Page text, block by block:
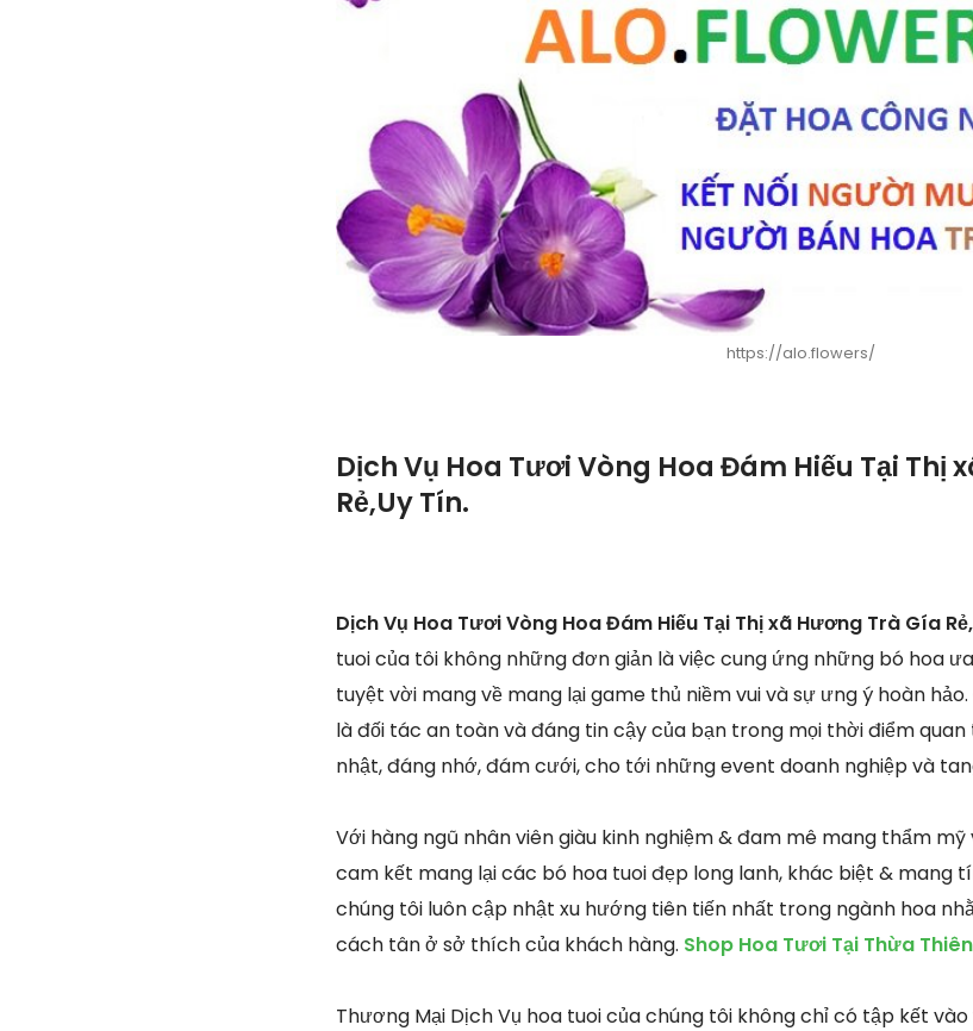
https://alo.flowers/
Dịch Vụ Hoa Tươi Vòng Hoa Đám Hiếu Tại Thị
Rẻ,Uy Tín.
Dịch Vụ Hoa Tươi Vòng Hoa Đám Hiếu Tại Thị xã Hương Trà Gía
tuoi của tôi không những đơn giản là việc cung ứng những bó hoa
tuyệt vời mang về mang lại game thủ niềm vui và sự ưng ý hoàn
là đối tác an toàn và đáng tin cậy của bạn trong mọi thời điểm
nhật, đáng nhớ, đám cưới, cho tới những event doanh nghiệp và
Với hàng ngũ nhân viên giàu kinh nghiệm & đam mê mang thẩm
cam kết mang lại các bó hoa tuoi đẹp long lanh, khác biệt & mang
chúng tôi luôn cập nhật xu hướng tiên tiến nhất trong ngành hoa
cách tân ở sở thích của khách hàng. Shop Hoa Tươi Tại Thừa
Thương Mại Dịch Vụ hoa tuoi của chúng tôi không chỉ có tập kết